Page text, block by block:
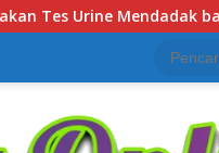
Satbrimob Polda